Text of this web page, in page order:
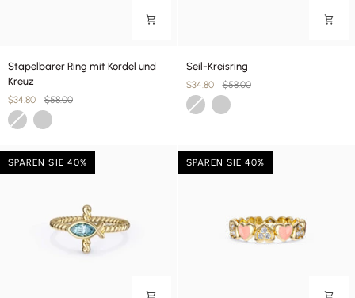
Ring
mit
Kordel
und
Stapelbarer Ring mit Kordel und
Kreuz
$34.80 $58.00
Gold Silber
Kreisring
Seil-Kreisring
$34.80 $58.00
Gold Silber
SPAREN SIE 40% SPAREN SIE 40%